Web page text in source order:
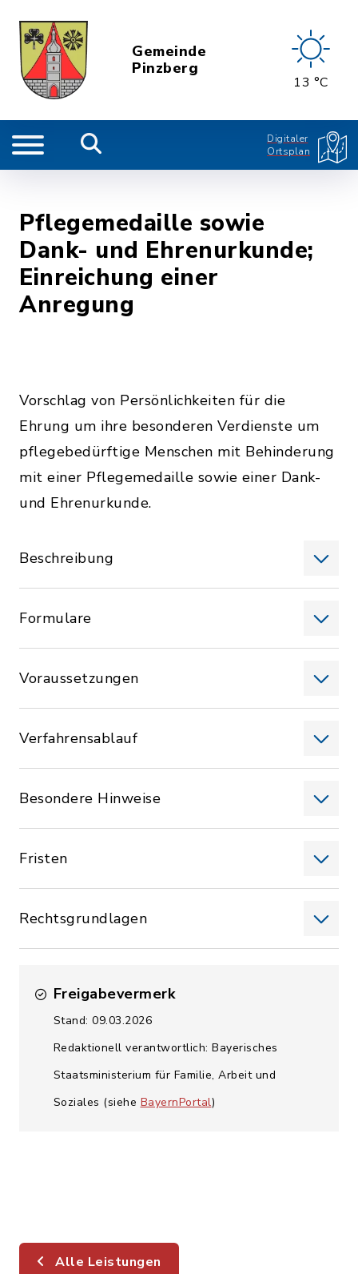
Gemeinde
Pinzberg
13 °C
Digitaler
Ortsplan
Pflegemedaille sowie
Dank- und Ehrenurkunde;
Einreichung einer
Anregung
Vorschlag von Persönlichkeiten für die
Ehrung um ihre besonderen Verdienste um
pflegebedürftige Menschen mit Behinderung
mit einer Pflegemedaille sowie einer Dank-
und Ehrenurkunde.
Beschreibung
Formulare
Voraussetzungen
Verfahrensablauf
Besondere Hinweise
Fristen
Rechtsgrundlagen
Freigabevermerk
Stand: 09.03.2026
Redaktionell verantwortlich: Bayerisches
Staatsministerium für Familie, Arbeit und
Soziales (siehe BayernPortal)
Alle Leistungen